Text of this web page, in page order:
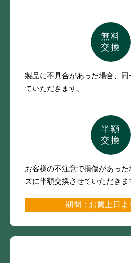
無料
交換
製品に不具合があった場合、
同
ていただきます。
半額
交換
お客様の不注意で損傷があった
ズに半額交換させていただきま
期間：お買上日よ